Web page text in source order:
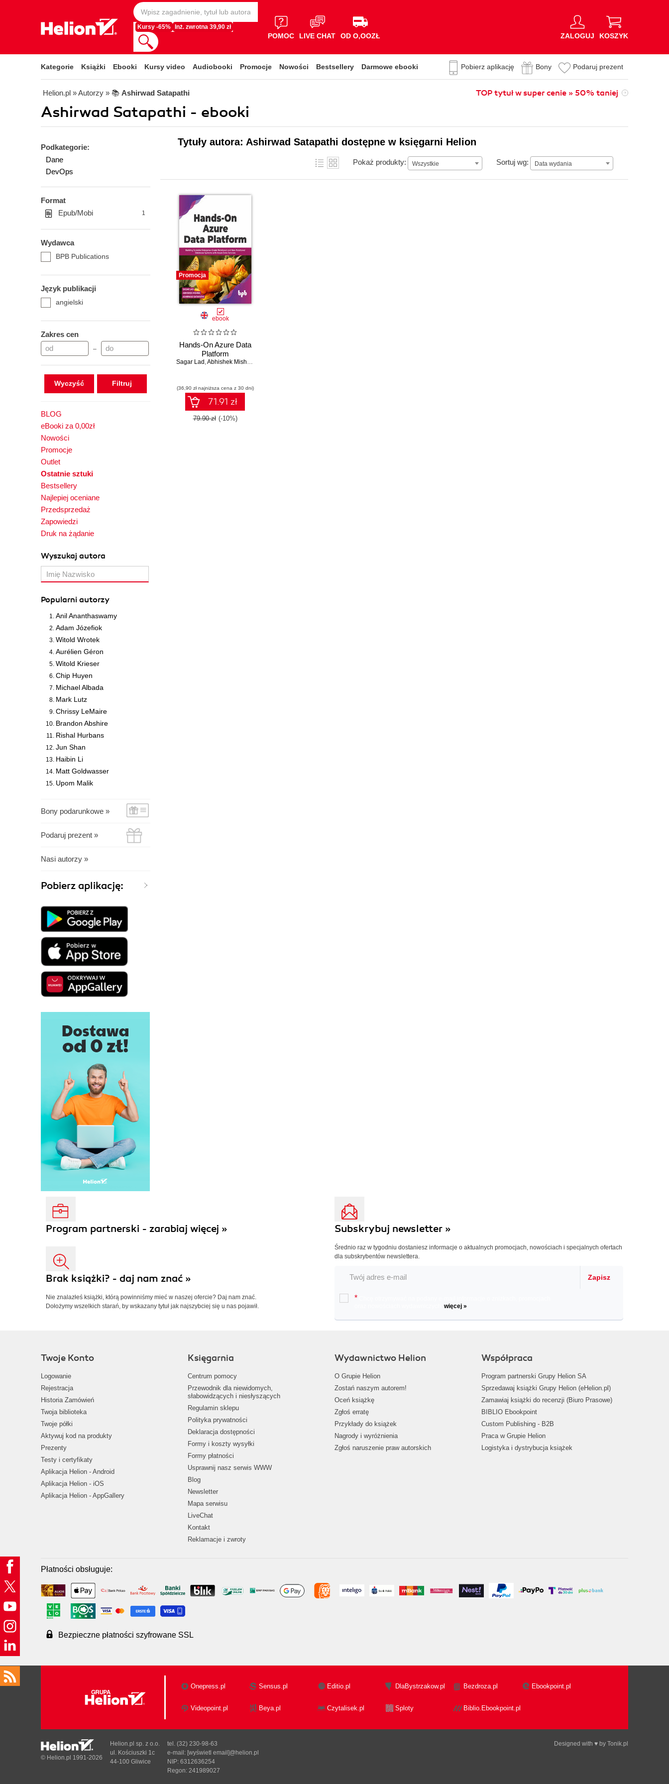
Kursy -65% Inż. zwrotna 39,90 zł
POMOC LIVE CHAT OD O,OOZŁ ZALOGUJ KOSZYK
Kategorie Książki Ebooki Kursy video Audiobooki Promocje Nowości Bestsellery Darmowe ebooki Pobierz aplikację Bony Podaruj prezent
Helion.pl » Autorzy » 📚 Ashirwad Satapathi TOP tytuł w super cenie » 50% taniej
Ashirwad Satapathi - ebooki
Podkategorie:
Dane
DevOps
Format
Epub/Mobi
1
Wydawca
BPB Publications
Język publikacji
angielski
Zakres cen
–
Wyczyść
BLOG
eBooki za 0,00zł
Nowości
Promocje
Outlet
Ostatnie sztuki
Bestsellery
Najlepiej oceniane
Przedsprzedaż
Zapowiedzi
Druk na żądanie
Wyszukaj autora
Popularni autorzy
Anil Ananthaswamy
Adam Józefiok
Witold Wrotek
Aurélien Géron
Witold Krieser
Chip Huyen
Michael Albada
Mark Lutz
Chrissy LeMaire
Brandon Abshire
Rishal Hurbans
Jun Shan
Haibin Li
Matt Goldwasser
Upom Malik
Bony podarunkowe »
Podaruj prezent »
Nasi autorzy »
Pobierz aplikację:
Tytuły autora: Ashirwad Satapathi dostępne w księgarni Helion
Pokaż produkty: Wszystkie Sortuj wg: Data wydania
Data wydania
Promocja
ebook
Hands-On Azure Data
Platform
Sagar Lad ,Abhishek Mishra
(36,90 zł najniższa cena z 30 dni)
71.91 zł
79.90 zł (-10%)
Program partnerski - zarabiaj więcej »
Brak książki? - daj nam znać »
Nie znalazłeś książki, którą powinniśmy mieć w naszej ofercie? Daj nam znać.
Dołożymy wszelkich starań, by wskazany tytuł jak najszybciej się u nas pojawił.
Subskrybuj newsletter »
Średnio raz w tygodniu dostaniesz informacje o aktualnych promocjach, nowościach i specjalnych ofertach
dla subskrybentów newslettera.
Zapisz
*
więcej »
Twoje Konto
Logowanie
Rejestracja
Historia Zamówień
Twoja biblioteka
Twoje półki
Aktywuj kod na produkty
Prezenty
Testy i certyfikaty
Aplikacja Helion - Android
Aplikacja Helion - iOS
Aplikacja Helion - AppGallery
Księgarnia
Centrum pomocy
Przewodnik dla niewidomych,
słabowidzących i niesłyszących
Regulamin sklepu
Polityka prywatności
Deklaracja dostępności
Formy i koszty wysyłki
Formy płatności
Usprawnij nasz serwis WWW
Blog
Newsletter
Mapa serwisu
LiveChat
Kontakt
Reklamacje i zwroty
Wydawnictwo Helion
O Grupie Helion
Zostań naszym autorem!
Oceń książkę
Zgłoś erratę
Przykłady do książek
Nagrody i wyróżnienia
Zgłoś naruszenie praw autorskich
Współpraca
Program partnerski Grupy Helion SA
Sprzedawaj książki Grupy Helion (eHelion.pl)
Zamawiaj książki do recenzji (Biuro Prasowe)
BIBLIO Ebookpoint
Custom Publishing - B2B
Praca w Grupie Helion
Logistyka i dystrybucja książek
Płatności obsługuje:
Bezpieczne płatności szyfrowane SSL
Onepress.pl Sensus.pl Editio.pl DlaBystrzakow.pl Bezdroza.pl Ebookpoint.pl
Videopoint.pl Beya.pl Czytalisek.pl Sploty Biblio.Ebookpoint.pl
Designed with ♥ by Tonik.pl
© Helion.pl 1991-2026
Helion.pl sp. z o.o.
ul. Kościuszki 1c
44-100 Gliwice
tel. (32) 230-98-63
e-mail: [wyświetl email]@helion.pl
NIP: 6312636254
Regon: 241989027